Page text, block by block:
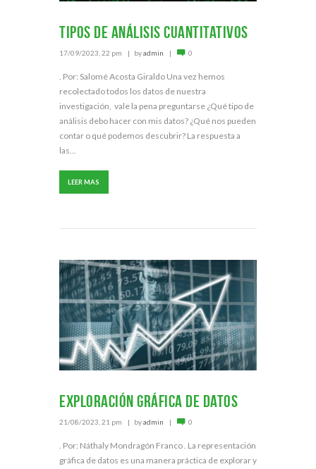
Tipos de análisis cuantitativos
17/09/2023, 22 pm byadmin 0
. Por: Salomé Acosta Giraldo Una vez hemos
recolectado todos los datos de nuestra
investigación, vale la pena preguntarse ¿Qué tipo de
análisis debo hacer con mis datos? ¿Qué nos pueden
contar o qué podemos descubrir? La respuesta a
las...
LEER MAS
Exploración gráfica de datos
21/08/2023, 21 pm byadmin 0
. Por: Náthaly Mondragón Franco . La representación
gráfica de datos es una manera práctica de explorar y